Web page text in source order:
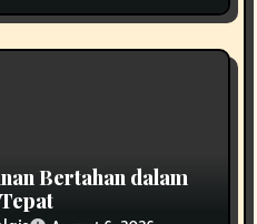
Bertahan dalam